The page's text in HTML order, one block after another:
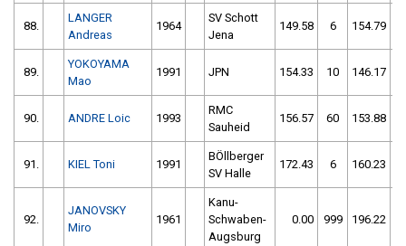
88.
LANGER
Andreas
1964
SV Schott
Jena
149.58 6 154.79
89.
YOKOYAMA
Mao
1991 JPN 154.33 10 146.17
90. ANDRE Loic 1993
RMC
Sauheid
156.57 60 153.88
91. KIEL Toni 1991
BÖllberger
SV Halle
172.43 6 160.23
92.
JANOVSKY
Miro
1961
Kanu-
Schwaben-
Augsburg
0.00 999 196.22